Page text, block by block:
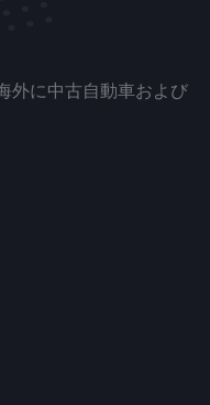
外に中古自動車および